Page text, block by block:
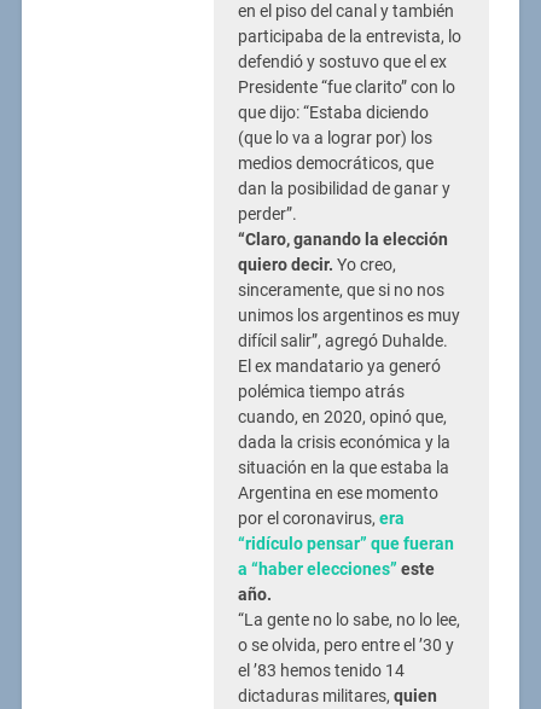
en el piso del canal y también
participaba de la entrevista, lo
defendió y sostuvo que el ex
Presidente “fue clarito” con lo
que dijo: “Estaba diciendo
(que lo va a lograr por) los
medios democráticos, que
dan la posibilidad de ganar y
perder”.
“Claro, ganando la elección
quiero decir. Yo creo,
sinceramente, que si no nos
unimos los argentinos es muy
difícil salir”, agregó Duhalde.
El ex mandatario ya generó
polémica tiempo atrás
cuando, en 2020, opinó que,
dada la crisis económica y la
situación en la que estaba la
Argentina en ese momento
por el coronavirus, era
“ridículo pensar” que fueran
a “haber elecciones” este
año.
“La gente no lo sabe, no lo lee,
o se olvida, pero entre el ’30 y
el ’83 hemos tenido 14
dictaduras militares, quien